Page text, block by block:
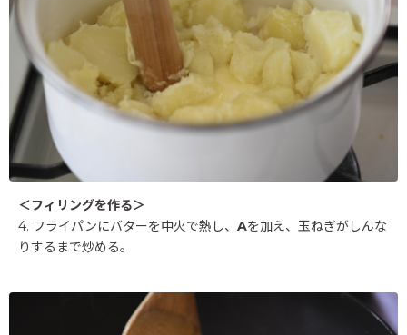
＜フィリングを作る＞
4. フライパンにバターを中火で熱し、 Aを加え、玉ねぎがしんな
りするまで炒める。